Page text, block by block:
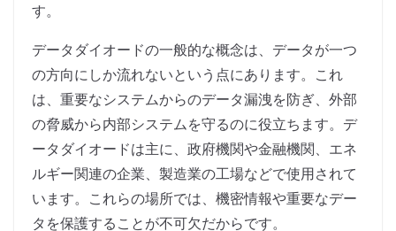
す。
データダイオードの一般的な概念は、データが一つ
の方向にしか流れないという点にあります。これ
は、重要なシステムからのデータ漏洩を防ぎ、外部
の脅威から内部システムを守るのに役立ちます。デ
ータダイオードは主に、政府機関や金融機関、エネ
ルギー関連の企業、製造業の工場などで使用されて
います。これらの場所では、機密情報や重要なデー
タを保護することが不可欠だからです。